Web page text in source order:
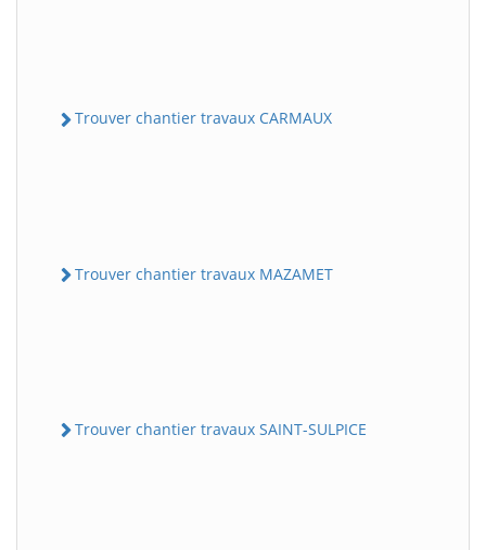
Trouver chantier travaux CARMAUX
Trouver chantier travaux MAZAMET
Trouver chantier travaux SAINT-SULPICE